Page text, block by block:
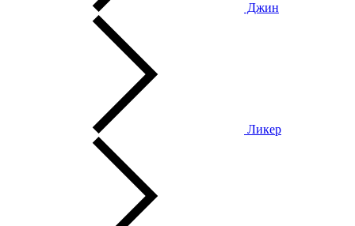
Джин
Ликер